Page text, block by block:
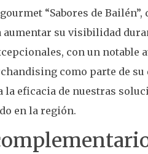
“Sabores de
su visibilidad
con un notable
como parte de su
la eficacia de nuestras
en la región.